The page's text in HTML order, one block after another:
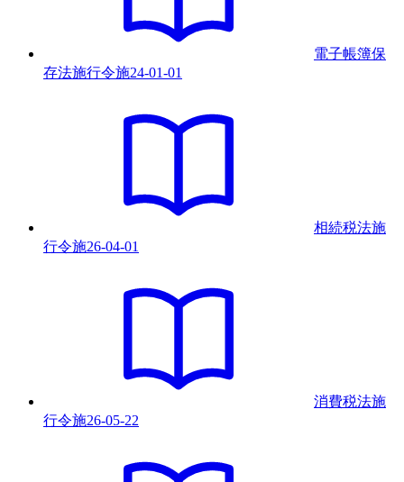
電子帳簿保
存法施行令施24-01-01
相続税法施
行令施26-04-01
消費税法施
行令施26-05-22